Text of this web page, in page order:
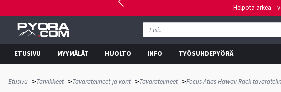
Helpota arkea –
ETUSIVU MYYMÄLÄT HUOLTO INFO TYÖSUHDEPYÖRÄ
Etusivu >Tarvikkeet >Tavaratelineet ja korit >Tavaratelineet >Focus Atlas Hawaii Rack